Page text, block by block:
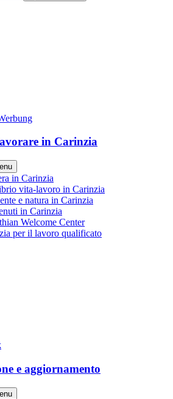
in Carinzia
in Carinzia
vita-lavoro in Carinzia
e natura in Carinzia
in Carinzia
Welcome Center
per il lavoro qualificato
e aggiornamento